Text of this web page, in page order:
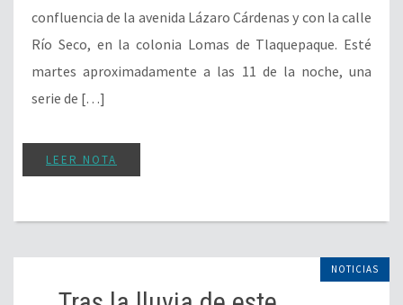
confluencia de la avenida Lázaro Cárdenas y con la calle
Río Seco, en la colonia Lomas de Tlaquepaque. Esté
martes aproximadamente a las 11 de la noche, una
serie de […]
LEER NOTA
NOTICIAS